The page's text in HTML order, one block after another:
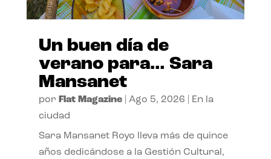
Un buen día de
verano para… Sara
Mansanet
por Flat Magazine| Ago 5, 2026
En la
ciudad
Sara Mansanet Royo lleva más de quince
años dedicándose a la Gestión Cultural,